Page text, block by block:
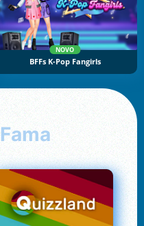
NOVO
BFFs K-Pop Fangirls
Fama